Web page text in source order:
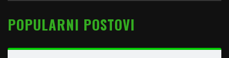
POPULARNI POSTOVI